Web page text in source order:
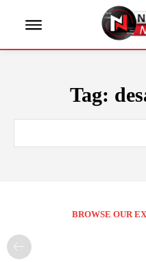
Tag:
BROWSE OUR